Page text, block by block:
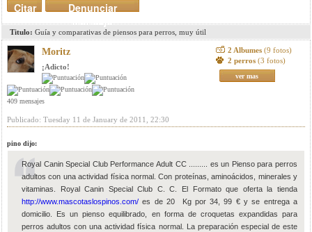
Denunciar
mensaje
Citar
Titulo: Guía y comparativas de piensos para perros, muy útil
Moritz
¡Adicto!
409 mensajes
2 Albumes (9 fotos)
2 perros (3 fotos)
ver mas
Publicado: Tuesday 11 de January de 2011, 22:30
pino dijo:
Royal Canin Special Club Performance Adult CC ......... es un Pienso para perros
adultos con una actividad física normal. Con proteínas, aminoácidos, minerales y
vitaminas. Royal Canin Special Club C. C. El Formato que oferta la tienda
http://www.mascotaslospinos.com/ es de 20 Kg por 34, 99 € y se entrega a
domicilio. Es un pienso equilibrado, en forma de croquetas expandidas para
perros adultos con una actividad física normal. La preparación especial de este